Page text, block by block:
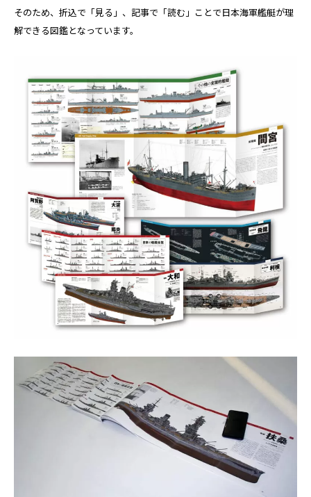
そのため、折込で「見る」、記事で「読む」ことで日本海軍艦艇が理
解できる図鑑となっています。